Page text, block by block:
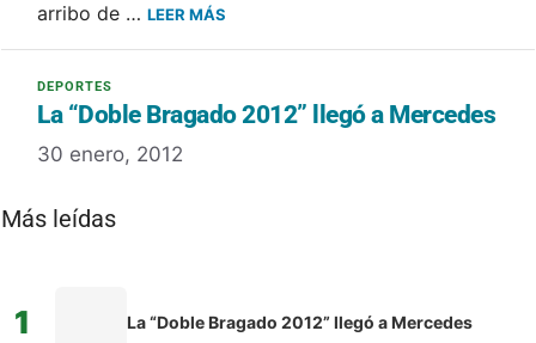
arribo de … LEER MÁS
La “Doble Bragado 2012” llegó a Mercedes
30 enero, 2012
Más leídas
1 La “Doble Bragado 2012” llegó a Mercedes